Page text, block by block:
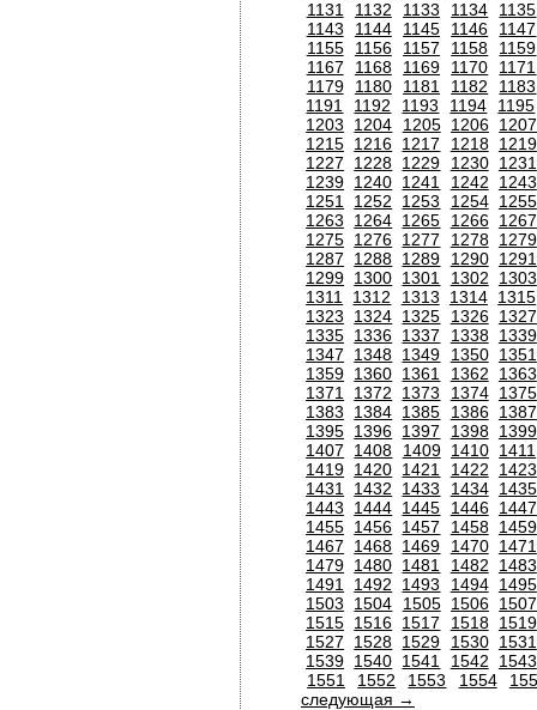
1131
1132 1133 1134
1135
1143
1144 1145 1146
1147
1155
1156 1157 1158
1159
1167
1168 1169 1170
1171
1179
1180 1181 1182
1183
1191
1192 1193 1194
1195
1203
1204 1205 1206 1207
1215 1216 1217 1218 1219
1227
1228 1229 1230 1231
1239 1240 1241 1242
1243
1251
1252 1253 1254 1255
1263
1264 1265 1266 1267
1275 1276 1277 1278 1279
1287
1288 1289 1290 1291
1299 1300 1301 1302
1303
1311
1312 1313 1314 1315
1323
1324 1325 1326 1327
1335 1336 1337 1338 1339
1347
1348 1349 1350 1351
1359 1360 1361 1362
1363
1371
1372 1373 1374 1375
1383
1384 1385 1386 1387
1395 1396 1397 1398 1399
1407
1408 1409 1410 1411
1419 1420 1421 1422
1423
1431
1432 1433 1434 1435
1443
1444 1445 1446 1447
1455 1456 1457 1458 1459
1467
1468 1469 1470 1471
1479 1480 1481 1482
1483
1491
1492 1493 1494 1495
1503
1504 1505 1506 1507
1515 1516 1517 1518 1519
1527
1528 1529 1530 1531
1539 1540 1541 1542
1543
1551
1552 1553 1554
следующая →